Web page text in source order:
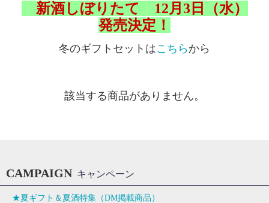
新酒しぼりたて 12月3日（水）
発売決定！
冬のギフトセットはこちらから
該当する商品がありません。
CAMPAIGN キャンペーン
★夏ギフト＆夏酒特集（DM掲載商品）